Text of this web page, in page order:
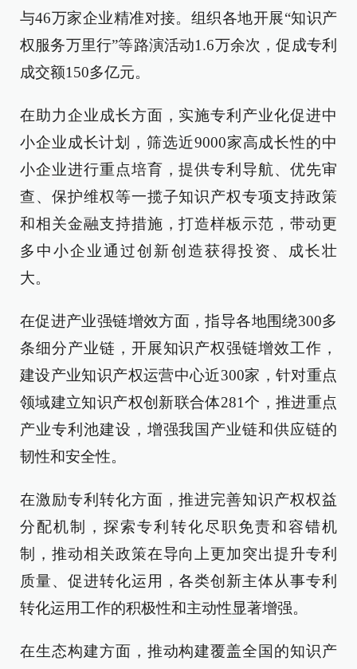
与46万家企业精准对接。组织各地开展“知识产
权服务万里行”等路演活动1.6万余次，促成专利
成交额150多亿元。
在助力企业成长方面，实施专利产业化促进中
小企业成长计划，筛选近9000家高成长性的中
小企业进行重点培育，提供专利导航、优先审
查、保护维权等一揽子知识产权专项支持政策
和相关金融支持措施，打造样板示范，带动更
多中小企业通过创新创造获得投资、成长壮
大。
在促进产业强链增效方面，指导各地围绕300多
条细分产业链，开展知识产权强链增效工作，
建设产业知识产权运营中心近300家，针对重点
领域建立知识产权创新联合体281个，推进重点
产业专利池建设，增强我国产业链和供应链的
韧性和安全性。
在激励专利转化方面，推进完善知识产权权益
分配机制，探索专利转化尽职免责和容错机
制，推动相关政策在导向上更加突出提升专利
质量、促进转化运用，各类创新主体从事专利
转化运用工作的积极性和主动性显著增强。
在生态构建方面，推动构建覆盖全国的知识产